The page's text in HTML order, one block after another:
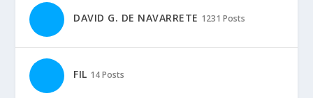
DAVID G. DE NAVARRETE 1231 Posts
FIL 14 Posts